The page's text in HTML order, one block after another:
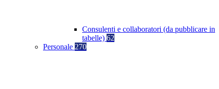
Consulenti e collaboratori (da pubblicare in
tabelle) 62
Personale 270